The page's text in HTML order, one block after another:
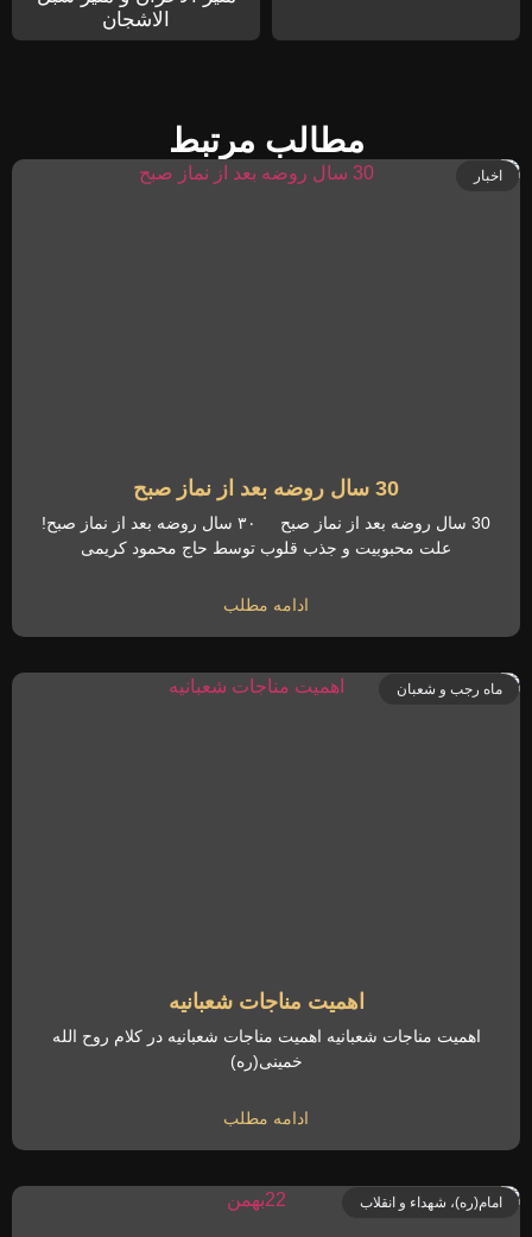
الاشجان
مطالب مرتبط
اخبار
30 سال روضه بعد از نماز صبح
30 سال روضه بعد از نماز صبح ۳۰ سال روضه بعد از نماز صبح!
علت محبوبیت و جذب قلوب توسط حاج محمود کریمی
ادامه مطلب
ماه رجب و شعبان
اهمیت مناجات شعبانیه
اهمیت مناجات شعبانیه اهمیت مناجات شعبانیه در کلام روح الله
خمینی(ره)
ادامه مطلب
امام(ره)، شهداء و انقلاب